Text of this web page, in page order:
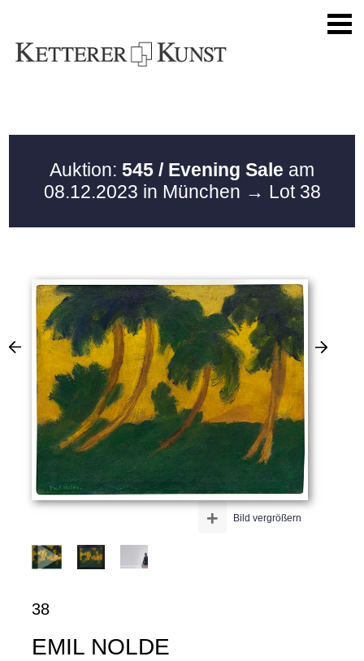
Auktion: 545 / Evening Sale am
08.12.2023 in München → Lot 38
Bild vergrößern
+
38
EMIL NOLDE